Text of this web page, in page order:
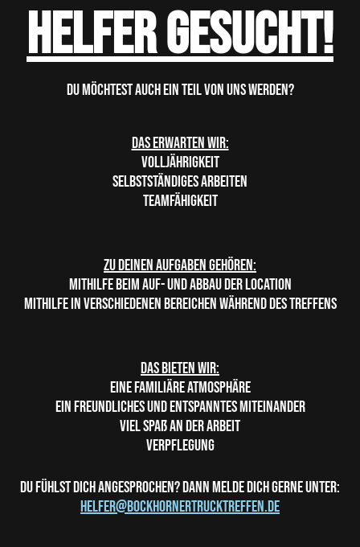
Helfer gesucht!
Du möchtest auch ein Teil von uns werden?
Das erwarten wir:
Volljährigkeit
Selbstständiges Arbeiten
Teamfähigkeit
Zu deinen Aufgaben gehören:
Mithilfe beim Auf- und Abbau der Location
Mithilfe in verschiedenen Bereichen während des Treffens
Das bieten wir:
Eine familiäre Atmosphäre
Ein freundliches und entspanntes Miteinander
Viel Spaß an der Arbeit
Verpflegung
Du fühlst dich angesprochen? Dann melde dich gerne unter:
helfer@bockhornertrucktreffen.de